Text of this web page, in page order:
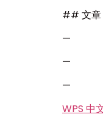
## 文章
—
—
—
WPS 中